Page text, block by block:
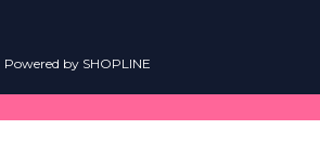
Powered by SHOPLINE